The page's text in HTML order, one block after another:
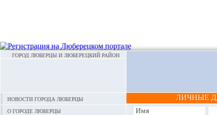
ГОРОД ЛЮБЕРЦЫ И ЛЮБЕРЕЦКИЙ РАЙОН
Новости города Люберцы
О городе Люберцы
ЛИЧНЫЕ